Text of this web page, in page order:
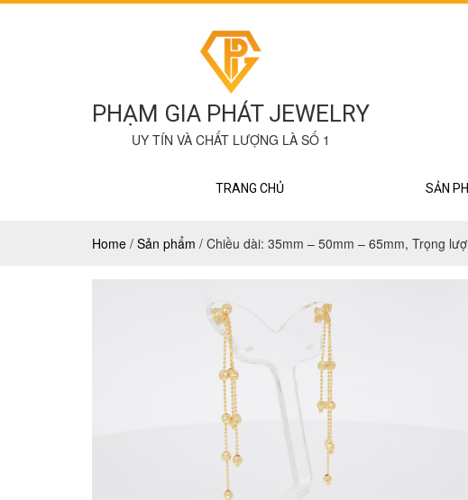
PHẠM GIA PHÁT JEWELRY
UY TÍN VÀ CHẤT LƯỢNG LÀ SỐ 1
TRANG CHỦ SẢN
Home / Sản phẩm / Chiều dài: 35mm – 50mm – 65mm, Trọng